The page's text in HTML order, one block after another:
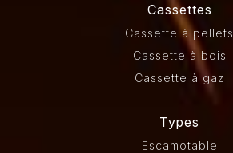
Cassettes
Cassette à pellets
Cassette à bois
Cassette à gaz
Types
Escamotable